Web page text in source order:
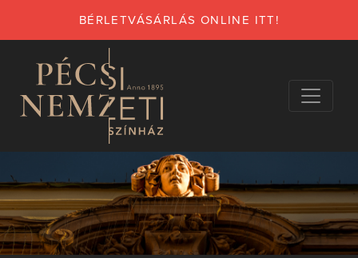
BÉRLETVÁSÁRLÁS ONLINE ITT!